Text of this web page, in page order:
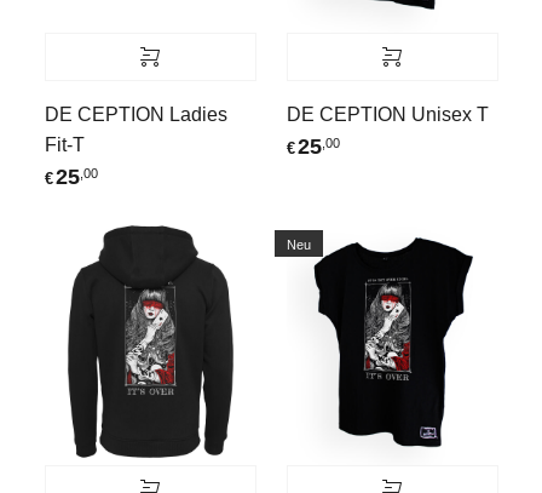
DE CEPTION Ladies
Fit-T
€25 ,00
DE CEPTION Unisex T
€25 ,00
Neu